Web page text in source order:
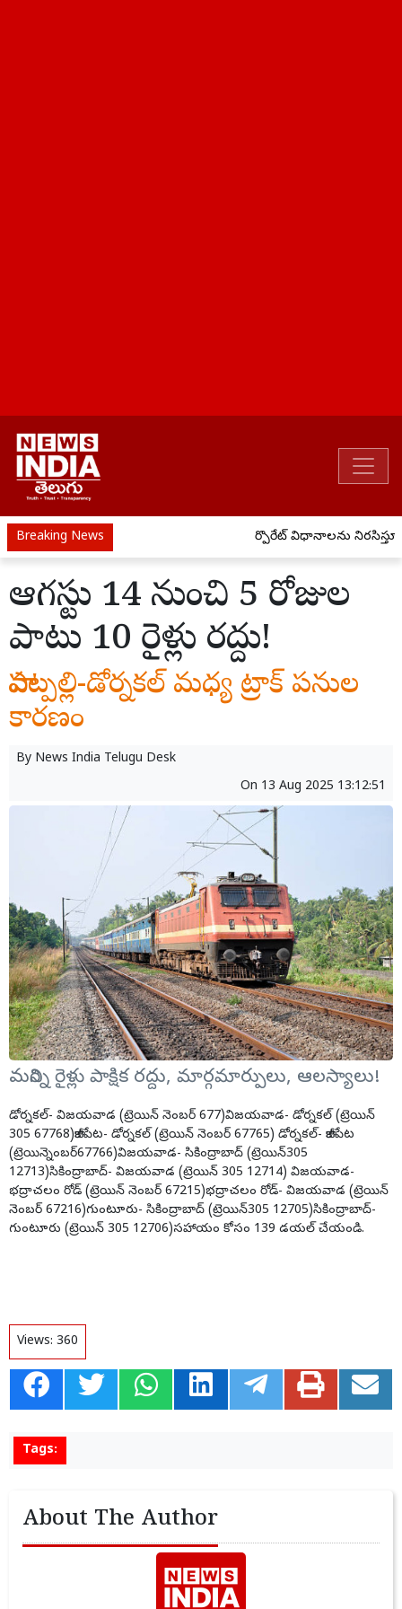
Breaking News కార్పొరేట్ విధానాలను నిరసిస్తూ
ఆగస్టు 14 నుంచి 5 రోజుల
పాటు 10 రైళ్లు రద్దు!
పాపట్పల్లి-డోర్నకల్ మధ్య ట్రాక్ పనుల
కారణం
By News India Telugu Desk
On 13 Aug 2025 13:12:51
మరిన్ని రైళ్లు పాక్షిక రద్దు, మార్గమార్పులు, ఆలస్యాలు!
డోర్నకల్- విజయవాడ (ట్రెయిన్ నెంబర్ 677)విజయవాడ- డోర్నకల్ (ట్రెయిన్
305 67768)కాజీపేట- డోర్నకల్ (ట్రెయిన్ నెంబర్ 67765) డోర్నకల్- కాజీపేట
(ట్రెయిన్నెంబర్67766)విజయవాడ- సికింద్రాబాద్ (ట్రెయిన్305
12713)సికింద్రాబాద్- విజయవాడ (ట్రెయిన్ 305 12714) విజయవాడ-
భద్రాచలం రోడ్ (ట్రెయిన్ నెంబర్ 67215)భద్రాచలం రోడ్- విజయవాడ (ట్రెయిన్
నెంబర్ 67216)గుంటూరు- సికింద్రాబాద్ (ట్రెయిన్305 12705)సికింద్రాబాద్-
గుంటూరు (ట్రెయిన్ 305 12706)సహాయం కోసం 139 డయల్ చేయండి.
Views: 360
Tags:
About The Author